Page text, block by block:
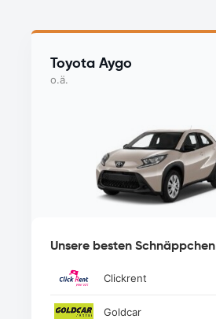
Toyota Aygo
o.ä.
Unsere besten Schnäppchen
Clickrent
Goldcar